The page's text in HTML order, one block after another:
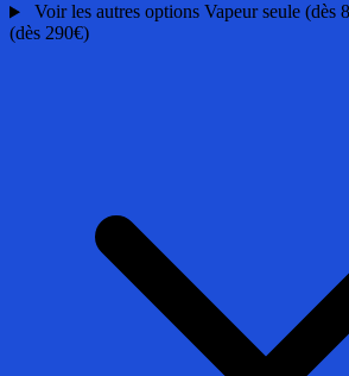
Voir les autres options Vapeur seule (dès
(dès 290€)